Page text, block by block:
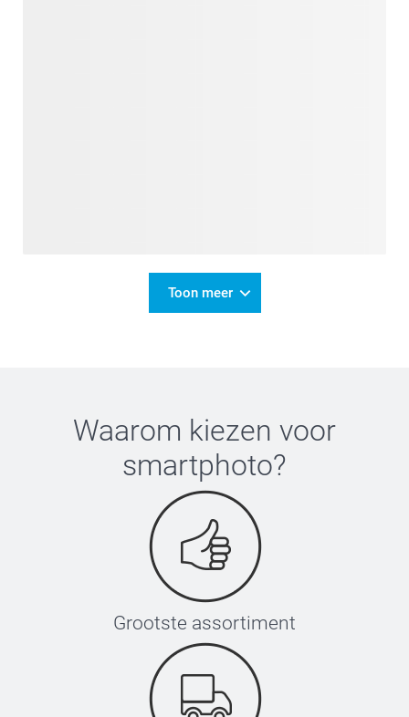
Toon meer
Waarom kiezen voor
smartphoto?
Grootste assortiment